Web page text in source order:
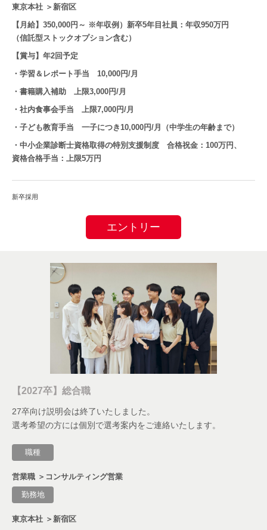
東京本社 ＞新宿区
【月給】350,000円～ ※年収例）新卒5年目社員：年収950万円
（信託型ストックオプション含む）
【賞与】年2回予定
・学習＆レポート手当 10,000円/月
・書籍購入補助 上限3,000円/月
・社内食事会手当 上限7,000円/月
・子ども教育手当 一子につき10,000円/月（中学生の年齢まで）
・中小企業診断士資格取得の特別支援制度 合格祝金：100万円、
資格合格手当：上限5万円
新卒採用
エントリー
【2027卒】総合職
27卒向け説明会は終了いたしました。
選考希望の方には個別で選考案内をご連絡いたします。
職種
営業職 ＞コンサルティング営業
勤務地
東京本社 ＞新宿区